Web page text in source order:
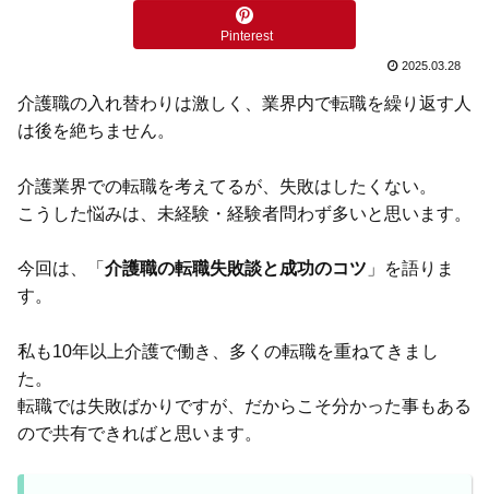
Pinterest
2025.03.28
介護職の入れ替わりは激しく、業界内で転職を繰り返す人
は後を絶ちません。
介護業界での転職を考えてるが、失敗はしたくない。
こうした悩みは、未経験・経験者問わず多いと思います。
今回は、「 介護職の転職失敗談と成功のコツ 」を語りま
す。
私も10年以上介護で働き、多くの転職を重ねてきまし
た。
転職では失敗ばかりですが、だからこそ分かった事もある
ので共有できればと思います。